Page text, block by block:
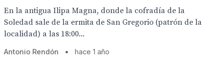
En la antigua Ilipa Magna, donde la cofradía de la
Soledad sale de la ermita de San Gregorio (patrón de la
localidad) a las 18:00...
Antonio Rendón • hace 1 año